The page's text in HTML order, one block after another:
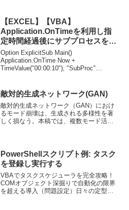
もりサンプルコード・FindL...
【EXCEL】【VBA】
Application.OnTimeを利用し指
定時間経過後にサブプロセスを実
行する例
Option ExplicitSub Main()
Application.OnTime Now +
TimeValue("00:00:10"), "SubProc"
敵対的生成ネットワーク(GAN)
敵対的生成ネットワーク（GAN）におけ
るモード崩壊は、生成される多様性を著
しく損なう。本稿では、複数モード活性
PowerShellスクリプト例: タスク
を登録し実行する
VBAでタスクスケジューラを完全攻略！
COMオブジェクト深掘りで自動化の限界
を超える導入（問題設定）日々の定型業